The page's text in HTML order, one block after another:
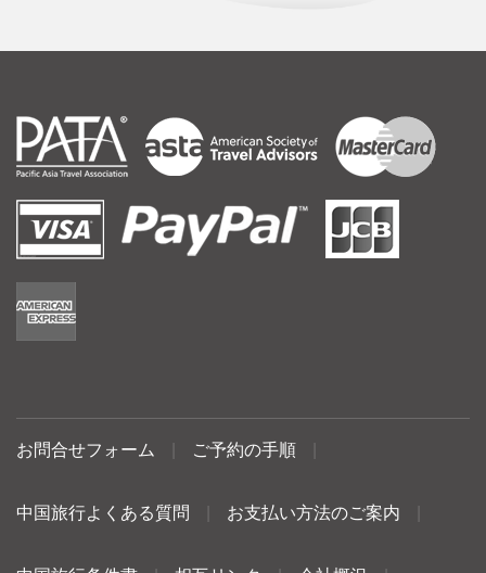
お問合せフォーム ご予約の手順
中国旅行よくある質問 お支払い方法のご案内